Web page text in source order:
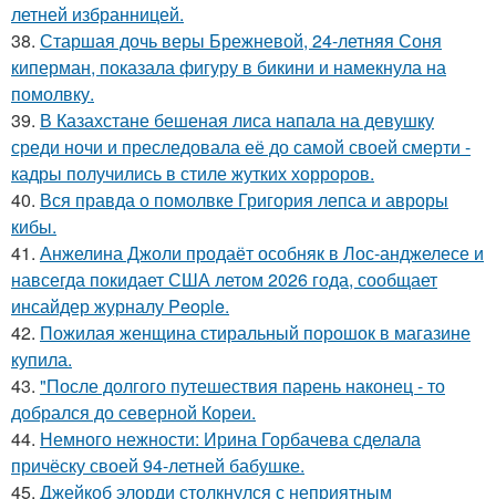
летней избранницей.
38. Старшая дочь веры Брежневой, 24-летняя Соня
киперман, показала фигуру в бикини и намекнула на
помолвку.
39. В Казахстане бешеная лиса напала на девушку
среди ночи и преследовала её до самой своей смерти -
кадры получились в стиле жутких хорроров.
40. Вся правда о помолвке Григория лепса и авроры
кибы.
41. Анжелина Джоли продаёт особняк в Лос-анджелесе и
навсегда покидает США летом 2026 года, сообщает
инсайдер журналу People.
42. Пожилая женщина стиральный порошок в магазине
купила.
43. "После долгого путешествия парень наконец - то
добрался до северной Кореи.
44. Немного нежности: Ирина Горбачева сделала
причёску своей 94-летней бабушке.
45. Джейкоб элорди столкнулся с неприятным